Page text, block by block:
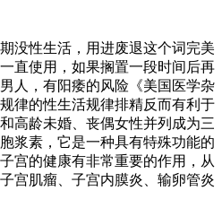
没性生活，用进废退这个词完美
直使用，如果搁置一段时间后再
人，有阳痿的风险《美国医学杂
律的性生活规律排精反而有利于
高龄未婚、丧偶女性并列成为三
浆素，它是一种具有特殊功能的
宫的健康有非常重要的作用，从
宫肌瘤、子宫内膜炎、输卵管炎